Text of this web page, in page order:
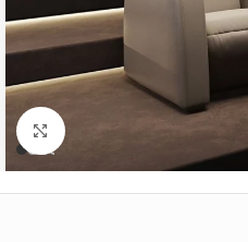
Büyütmek için tıklayın